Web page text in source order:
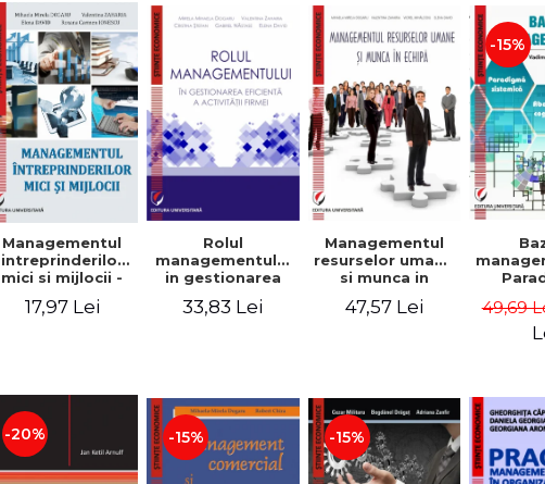
Managementul
intreprinderilor
mici si mijlocii -
Elena David,
Mihaela-Mirela
17,97 Lei
Rolul
managementului
in gestionarea
eficienta a
activitatii firmei -
Dogaru,
Valentina Zaharia
33,83 Lei
Managementul
resurselor umane
si munca in
47,57 Lei
-15%
49,69
-20% -15% -15%